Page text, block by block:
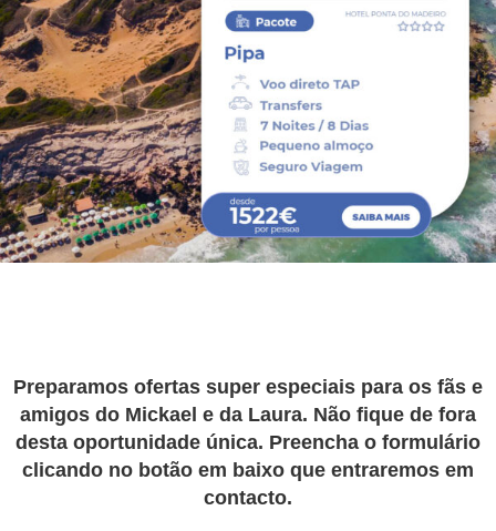
Preparamos ofertas super especiais para os fãs e
amigos do Mickael e da Laura. Não fique de fora
desta oportunidade única. Preencha o formulário
clicando no botão em baixo que entraremos em
contacto.